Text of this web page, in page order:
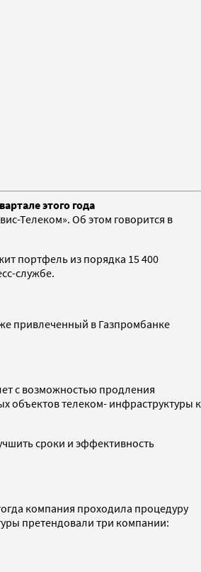
этого года
Телеком». Об этом говорится в
портфель из порядка 15 400
службе.
привлеченный в Газпромбанке
с возможностью продления
объектов телеком- инфраструктуры к
сроки и эффективность
компания проходила процедуру
претендовали три компании: